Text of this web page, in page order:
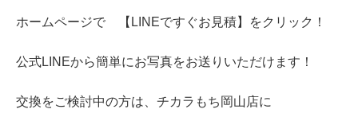
ホームページで 【LINEですぐお見積】をクリック！
公式LINEから簡単にお写真をお送りいただけます！
交換をご検討中の方は、チカラもち岡山店に